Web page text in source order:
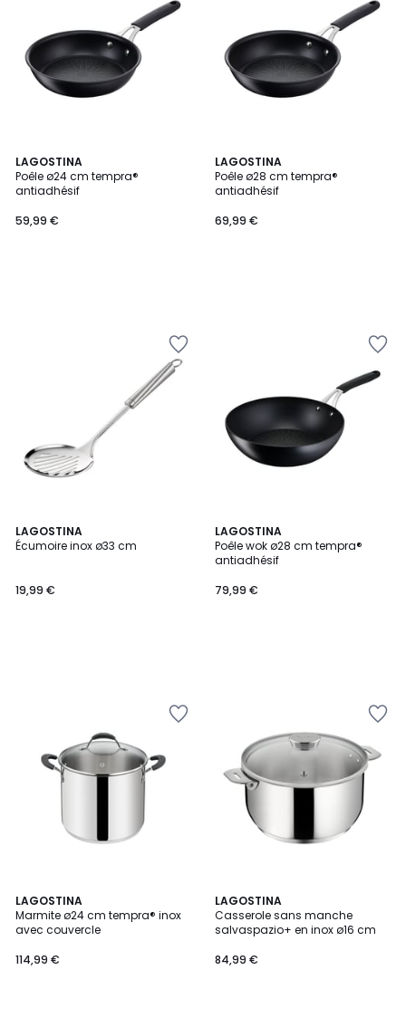
LAGOSTINA
Poêle ø24 cm tempra®
antiadhésif
59,99 €
LAGOSTINA
Poêle ø28 cm tempra®
antiadhésif
69,99 €
LAGOSTINA
Écumoire inox ø33 cm
19,99 €
LAGOSTINA
Poêle wok ø28 cm tempra®
antiadhésif
79,99 €
LAGOSTINA
Marmite ø24 cm tempra® inox
avec couvercle
114,99 €
LAGOSTINA
Casserole sans manche
salvaspazio+ en inox ø16 cm
84,99 €